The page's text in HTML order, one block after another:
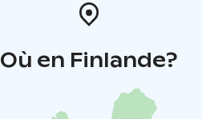
Où en Finlande?